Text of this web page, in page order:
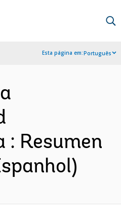
Esta página em:Português
: Resumen